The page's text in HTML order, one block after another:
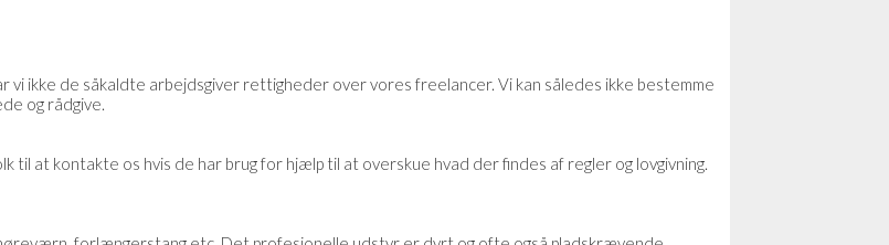
vi ikke de såkaldte arbejdsgiver rettigheder over vores freelancer. Vi kan således ikke bestemme
og rådgive.
til at kontakte os hvis de har brug for hjælp til at overskue hvad der findes af regler og lovgivning.